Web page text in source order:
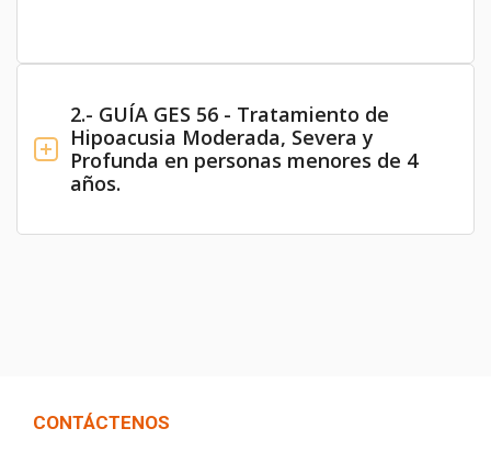
2.- GUÍA GES 56 - Tratamiento de
Hipoacusia Moderada, Severa y
Profunda en personas menores de 4
años.
CONTÁCTENOS